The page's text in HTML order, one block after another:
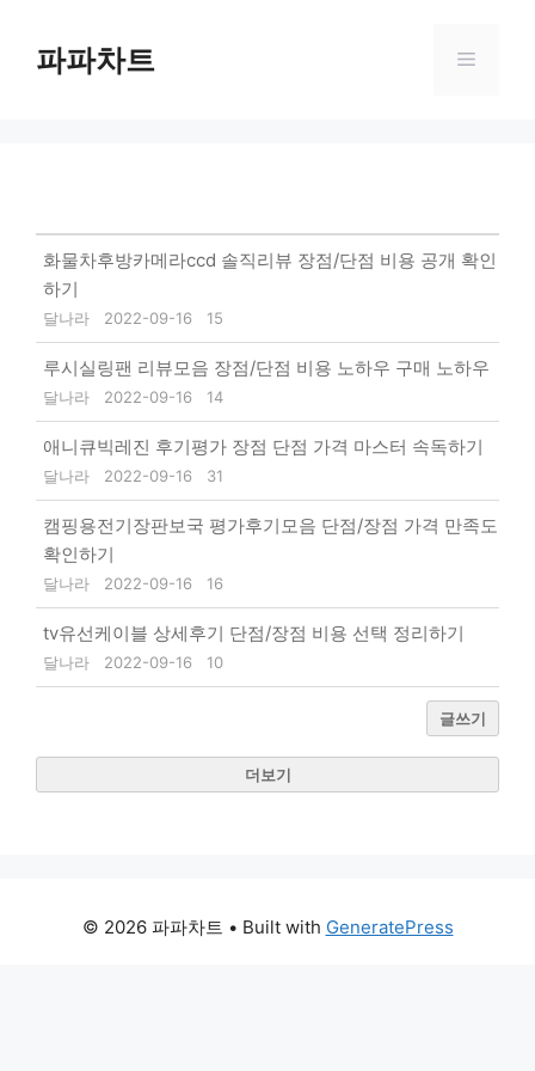
content파파차트 Menu
화물차후방카메라ccd 솔직리뷰 장점/단점 비용 공개 확인
하기
달나라 2022-09-16 15
루시실링팬 리뷰모음 장점/단점 비용 노하우 구매 노하우
달나라 2022-09-16 14
애니큐빅레진 후기평가 장점 단점 가격 마스터 속독하기
달나라 2022-09-16 31
캠핑용전기장판보국 평가후기모음 단점/장점 가격 만족도
확인하기
달나라 2022-09-16 16
tv유선케이블 상세후기 단점/장점 비용 선택 정리하기
달나라 2022-09-16 10
글쓰기
더보기
© 2026 파파차트 • Built with GeneratePress